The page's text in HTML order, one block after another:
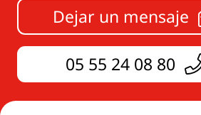
Dejar un mensaje
05 55 24 08 80